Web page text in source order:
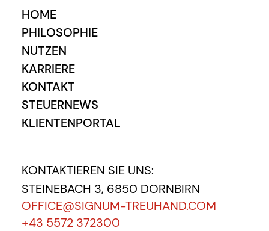
HOME
PHILOSOPHIE
NUTZEN
KARRIERE
KONTAKT
STEUERNEWS
KLIENTENPORTAL
KONTAKTIEREN SIE UNS:
STEINEBACH 3, 6850 DORNBIRN
OFFICE@SIGNUM-TREUHAND.COM
+43 5572 372300